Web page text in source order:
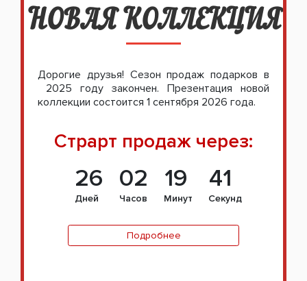
НОВАЯ КОЛЛЕКЦИЯ
Дорогие друзья! Сезон продаж подарков в
2025 году закончен. Презентация новой
коллекции состоится 1 сентября 2026 года.
Страрт продаж через:
26
Дней
02
Часов
19
Минут
40
Секунд
Подробнее